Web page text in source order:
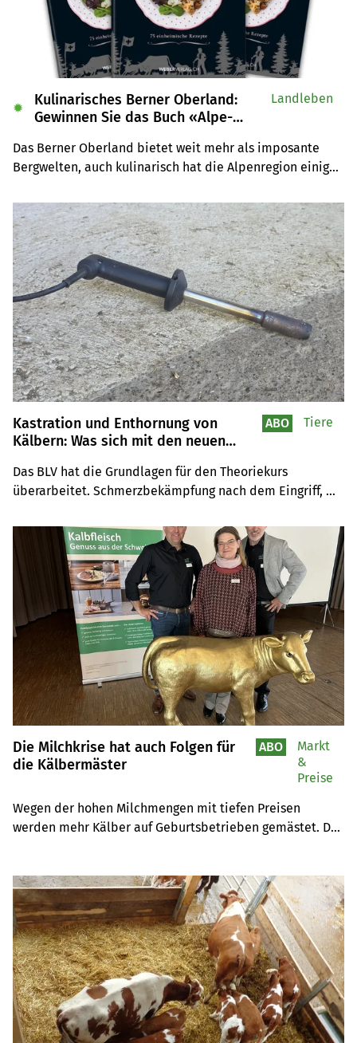
Kulinarisches Berner Oberland:
Gewinnen Sie das Buch «Alpe-
Das Berner Oberland bietet weit mehr als imposante
Bergwelten, auch kulinarisch hat die Alpenregion einiges
«Alpe-Chuchi – Berner Oberland» vom Weber Verlag.
✹
Landleben
Kastration und Enthornung von
Kälbern: Was sich mit den neuen
Das BLV hat die Grundlagen für den Theoriekurs
überarbeitet. Schmerzbekämpfung nach dem Eingriff,
Hodensack-Schnitt: Das sind die wichtigsten
Neuerungen.
ABO Tiere
Die Milchkrise hat auch Folgen für
die Kälbermäster
Wegen der hohen Milchmengen mit tiefen Preisen
werden mehr Kälber auf Geburtsbetrieben gemästet. Das
immer weniger konsumiert.
ABO
Markt
&
Preise